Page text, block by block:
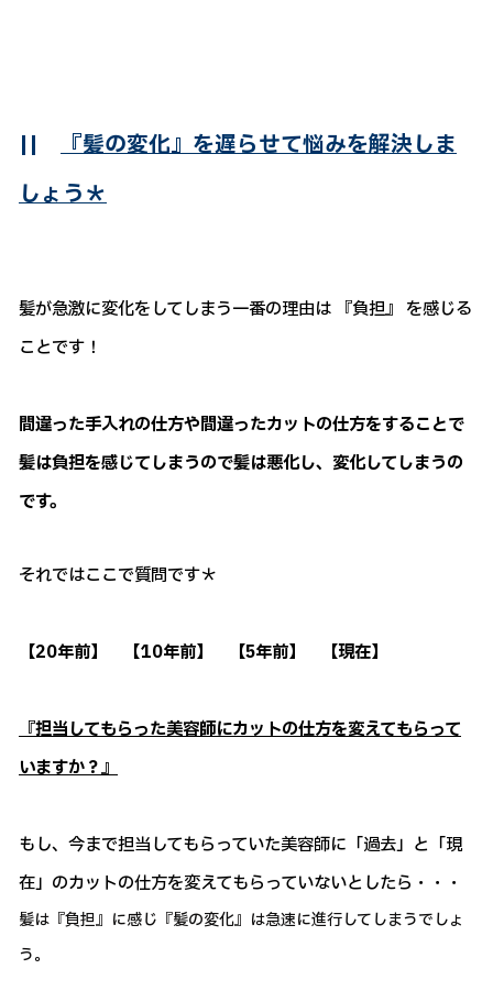
|| 『髪の変化』を遅らせて悩みを解決しま
しょう＊
髪が急激に変化をしてしまう一番の理由は 『負担』 を感じる
ことです！
間違った手入れの仕方や間違ったカットの仕方をすることで
髪は負担を感じてしまうので髪は悪化し、変化してしまうの
です。
それではここで質問です＊
【20年前】 【10年前】 【5年前】 【現在】
『担当してもらった美容師にカットの仕方を変えてもらって
いますか？』
もし、今まで担当してもらっていた美容師に「過去」と「現
在」のカットの仕方を変えてもらっていないとしたら・・・
髪は『負担』に感じ『髪の変化』は急速に進行してしまうでしょ
う。